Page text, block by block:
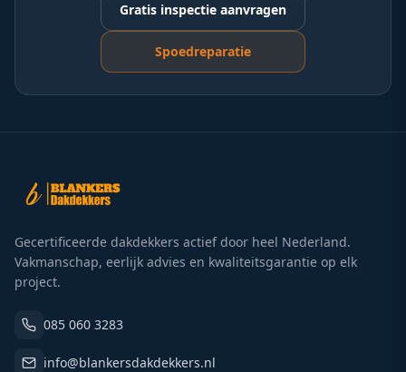
Gratis inspectie aanvragen
Spoedreparatie
Gecertificeerde dakdekkers actief door heel Nederland.
Vakmanschap, eerlijk advies en kwaliteitsgarantie op elk
project.
085 060 3283
info@blankersdakdekkers.nl